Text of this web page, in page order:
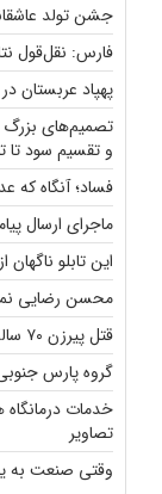
جشن تولد
فارس: نقل‌قول
پهپاد عربستان
تصمیم‌های بزرگ
و تقسیم سود تا
فساد؛ آنگاه
ماجرای ارسال
این تابلو
محسن رضایی
قتل پیرزن ۷۰ ساله برای چندگرم طلا
گروه پارس
تصاویر
وقتی صنعت به